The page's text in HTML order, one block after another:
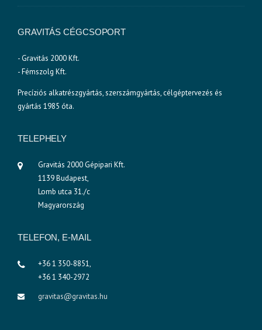
GRAVITÁS CÉGCSOPORT
- Gravitás 2000 Kft.
- Fémszolg Kft.
Precíziós alkatrészgyártás, szerszámgyártás, célgéptervezés és
gyártás 1985 óta.
TELEPHELY
Gravitás 2000 Gépipari Kft.
1139 Budapest,
Lomb utca 31./c
Magyarország
TELEFON, E-MAIL
+36 1 350-8851,
+36 1 340-2972
gravitas@gravitas.hu